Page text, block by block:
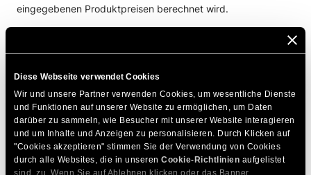
Diese Webseite verwendet Cookies
Wir und unsere Partner verwenden Cookies, um wesentliche Dienste
und Funktionen auf unserer Website zu ermöglichen, um Daten
darüber zu sammeln, wie Besucher mit unserer Website interagieren
und um Inhalte und Anzeigen zu personalisieren. Durch Klicken auf
"Cookies akzeptieren" stimmen Sie der Verwendung von Cookies
durch alle Websites, die in unseren Cookie-Richtlinien aufgelistet
sind, zu. Wenn Sie auf Ablehnen klicken oder das Banner
eingegebenen Produktpreisen berechnet wird.
Neue Steueranmeldung hinzufügen